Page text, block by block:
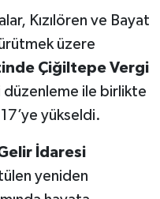
Kızılören ve Bayat
üzere
Çiğiltepe Vergi
düzenleme ile birlikte
yükseldi.
İdaresi
yeniden